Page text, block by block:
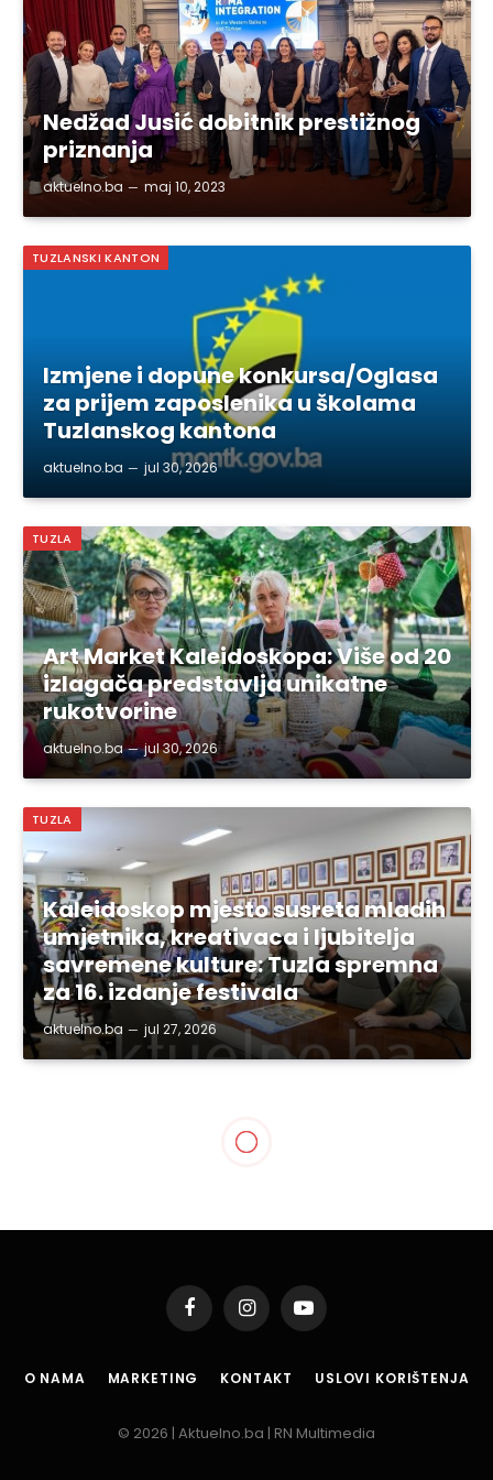
Nedžad Jusić dobitnik prestižnog
priznanja
aktuelno.ba maj 10, 2023
TUZLANSKI KANTON
Izmjene i dopune konkursa/Oglasa
za prijem zaposlenika u školama
Tuzlanskog kantona
aktuelno.ba jul 30, 2026
TUZLA
Art Market Kaleidoskopa: Više od 20
izlagača predstavlja unikatne
rukotvorine
aktuelno.ba jul 30, 2026
TUZLA
Kaleidoskop mjesto susreta mladih
umjetnika, kreativaca i ljubitelja
savremene kulture: Tuzla spremna
za 16. izdanje festivala
aktuelno.ba jul 27, 2026
FacebookInstagramYouTube
O NAMA MARKETING KONTAKT USLOVI KORIŠTENJA
© 2026 | Aktuelno.ba | RN Multimedia